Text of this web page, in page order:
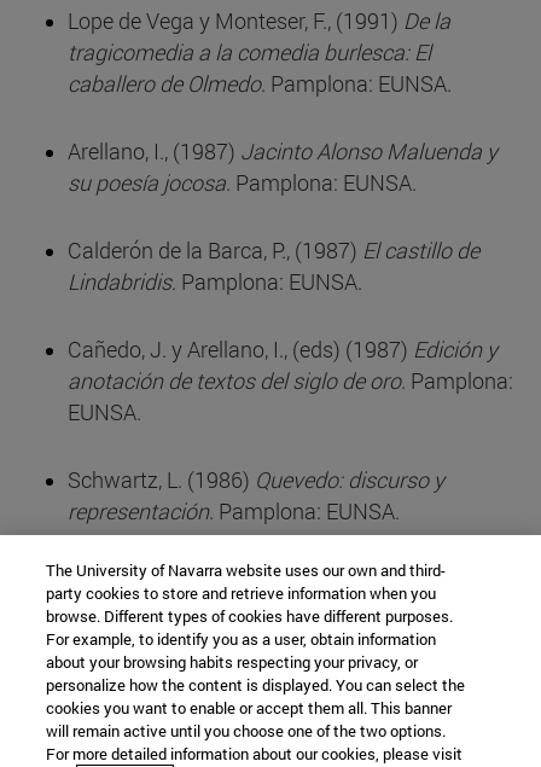
Lope de Vega y Monteser, F., (1991) De la
tragicomedia a la comedia burlesca: El
caballero de Olmedo. Pamplona: EUNSA.
Arellano, I., (1987) Jacinto Alonso Maluenda y
su poesía jocosa. Pamplona: EUNSA.
Calderón de la Barca, P., (1987) El castillo de
Lindabridis. Pamplona: EUNSA.
Cañedo, J. y Arellano, I., (eds) (1987) Edición y
anotación de textos del siglo de oro. Pamplona:
EUNSA.
Schwartz, L. (1986) Quevedo: discurso y
representación. Pamplona: EUNSA.
Departamento de Filología
Facultad de Filosofía y Letras
The University of Navarra website uses our own and third-
party cookies to store and retrieve information when you
browse. Different types of cookies have different purposes.
For example, to identify you as a user, obtain information
about your browsing habits respecting your privacy, or
personalize how the content is displayed. You can select the
cookies you want to enable or accept them all. This banner
will remain active until you choose one of the two options.
For more detailed information about our cookies, please visit